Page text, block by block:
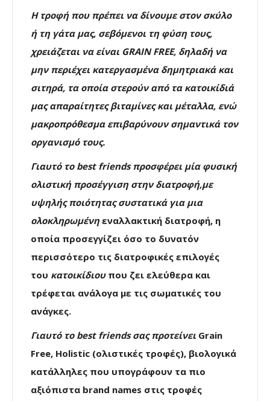
Η τροφή που πρέπει να δίνουμε στον σκύλο
ή τη γάτα μας, σεβόμενοι τη φύση τους,
χρειάζεται να είναι GRAIN FREE, δηλαδή να
μην περιέχει κατεργασμένα δημητριακά και
σιτηρά, τα οποία στερούν από τα κατοικίδιά
μας απαραίτητες βιταμίνες και μέταλλα, ενώ
μακροπρόθεσμα επιβαρύνουν σημαντικά τον
οργανισμό τους.
Γιαυτότο best friends προσφέρει μία φυσική
ολιστική προσέγγιση στην διατροφή,με
υψηλής ποιότητας συστατικά για μια
ολοκληρωμένηεναλλακτική διατροφή, η
οποία προσεγγίζει όσο το δυνατόν
περισσότερο τις διατροφικές επιλογές
του κατοικίδιουπου ζει ελεύθερα και
τρέφεται ανάλογα με τις σωματικές του
ανάγκες.
Γιαυτότο best friendsσας προτείνει Grain
Free, Holistic (ολιστικές τροφές), βιολογικά
κατάλληλες που υπογράφουν τα πιο
αξιόπιστα brand names στις τροφές